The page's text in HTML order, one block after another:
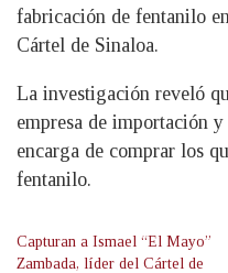
fabricación de fentanilo
Cártel de Sinaloa.
La investigación reveló
empresa de importación
encarga de comprar los
fentanilo.
Capturan a Ismael “El Mayo”
Zambada, líder del Cártel de